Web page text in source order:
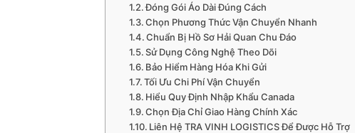
Đóng Gói Áo Dài Đúng Cách
Chọn Phương Thức Vận Chuyển Nhanh
Chuẩn Bị Hồ Sơ Hải Quan Chu Đáo
Sử Dụng Công Nghệ Theo Dõi
Bảo Hiểm Hàng Hóa Khi Gửi
Tối Ưu Chi Phí Vận Chuyển
Hiểu Quy Định Nhập Khẩu Canada
Chọn Địa Chỉ Giao Hàng Chính Xác
Liên Hệ TRA VINH LOGISTICS Để Được Hỗ Trợ